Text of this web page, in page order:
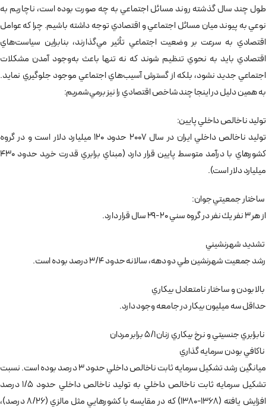
طول چند سال گذشته روند مسائل اجتماعي به چه صورت بوده است، ناچاريم به
نوعي به پيوند ميان مسائل اجتماعي و اقتصادي توجه داشته باشيم. چرا كه عوامل
اقتصادي به سرعت بر وضعيت اجتماعي تأثير مي‌گذارند، بنابراين سياست‌هاي
اقتصادي بايد به نحوي تنظيم شوند كه نه تنها باعث به‌وجود آمدن مشكلات
اجتماعي جديد نشود، بلكه از گسترش آسيب‌هاي اجتماعي موجود جلوگيري نمايد.
به همين دليل در اينجا چند شاخص اقتصادي را نيز برمي‌شمريم:
توليد ناخالص داخلي پايين:
توليد ناخالص داخلي ايران در سال 2007 حدود 120 ميليارد دلار است و در گروه
كشور‌هاي با درآمد متوسط پايين قرار دارد (مبناي برابري قدرت خريد حدود 430
ميليارد دلار است).
ساختار جمعيتي جوان:
از هر 3 نفر يك نفر در گروه سني 20-29 سال قرار دارد.
تشديد شهرنشيني
رشد جمعيت شهرنشين طي دو دهه، سالانه حدود 3/4 درصد بوده است.
بالا بودن و ساختار نامتعادل بيكاري
حداقل سه ميليون بيكار در جامعه وجود دارد.
نابرابري جنسيتي و نرخ بيكاري زنان 5/1 برابر مردان
ناكافي بودن سرمايه گذاري
ميانگين رشد تشكيل سرمايه ثابت ناخالص داخلي حدود 3 درصد بوده است. نسبت
تشكيل سرمايه ثابت ناخالص داخلي به توليد ناخالص داخلي حدود 1/5 درصد
افزايش يافته (1368-1380) كه در مقايسه با كشورهايي مثل مالزي (8/26 درصد)،